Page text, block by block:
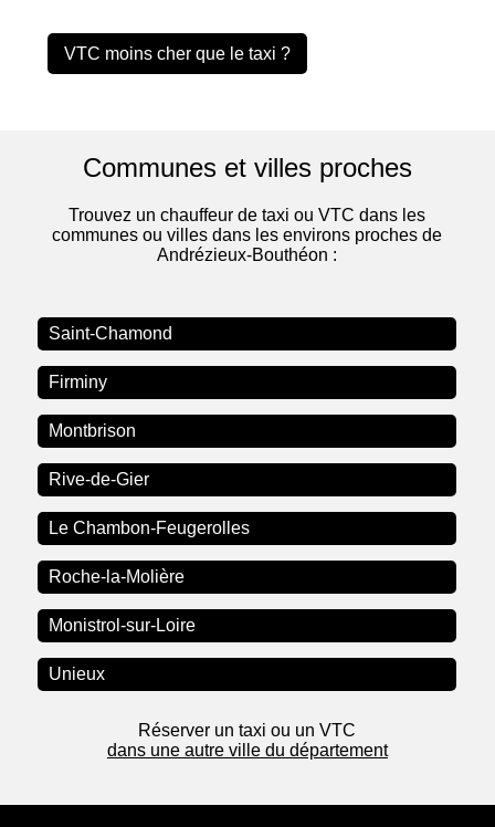
VTC moins cher que le taxi ?
Communes et villes proches
Trouvez un chauffeur de taxi ou VTC dans les
communes ou villes dans les environs proches de
Andrézieux-Bouthéon :
Saint-Chamond
Firminy
Montbrison
Rive-de-Gier
Le Chambon-Feugerolles
Roche-la-Molière
Monistrol-sur-Loire
Unieux
Réserver un taxi ou un VTC
dans une autre ville du département